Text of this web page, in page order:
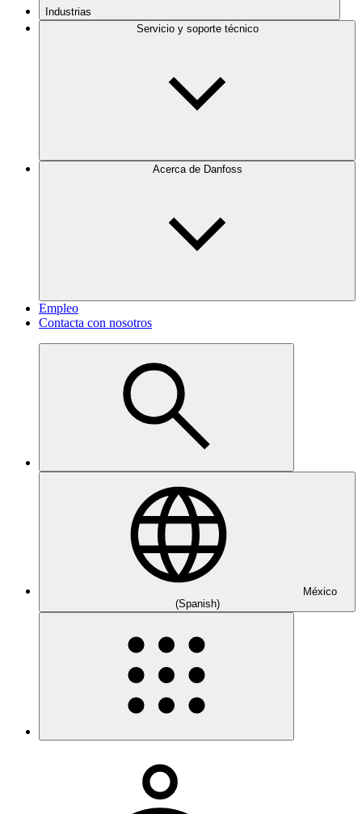
Industrias
Servicio y soporte técnico
Acerca de Danfoss
Empleo
Contacta con nosotros
México
(Spanish)